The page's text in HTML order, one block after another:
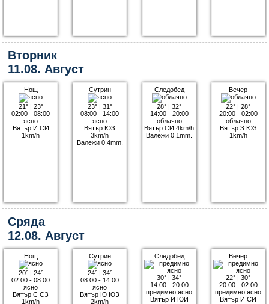
Вторник
11.08. Август
Нощ
21°| 23°
02:00 - 08:00
ясно
Вятър И СИ
1km/h
Сутрин
23°| 31°
08:00 - 14:00
ясно
Вятър ЮЗ
3km/h
Валежи 0.4mm.
Следобед
28° |32°
14:00 - 20:00
облачно
Вятър СИ 4km/h
Валежи 0.1mm.
Вечер
22° |28°
20:00 - 02:00
облачно
Вятър З ЮЗ
1km/h
Сряда
12.08. Август
Нощ
20°| 24°
02:00 - 08:00
ясно
Вятър С СЗ
1km/h
Сутрин
24°| 34°
08:00 - 14:00
ясно
Вятър Ю ЮЗ
2km/h
Следобед
30° |34°
14:00 - 20:00
предимно ясно
Вятър И ЮИ
Вечер
22° |30°
20:00 - 02:00
предимно ясно
Вятър И СИ